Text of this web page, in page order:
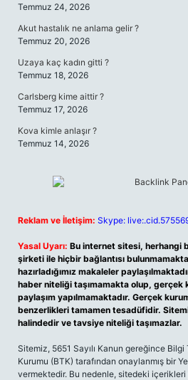
Temmuz 24, 2026
Akut hastalık ne anlama gelir ?
Temmuz 20, 2026
Uzaya kaç kadın gitti ?
Temmuz 18, 2026
Carlsberg kime aittir ?
Temmuz 17, 2026
Kova kimle anlaşır ?
Temmuz 14, 2026
Reklam ve İletişim: Skype:
Yasal Uyarı: Bu internet sitesi, herhangi
şirketi ile hiçbir bağlantısı
hazırladığımız makaleler
haber niteliği taşımamakta olup, gerçek
paylaşım yapılmamaktadır. Gerçek
benzerlikleri tamamen tesadüfidir.
halindedir ve tavsiye niteliği taşımazlar.
Sitemiz, 5651 Sayılı Kanun gereğince
Kurumu (BTK) tarafından onaylanmış bir
vermektedir. Bu nedenle, sitedeki